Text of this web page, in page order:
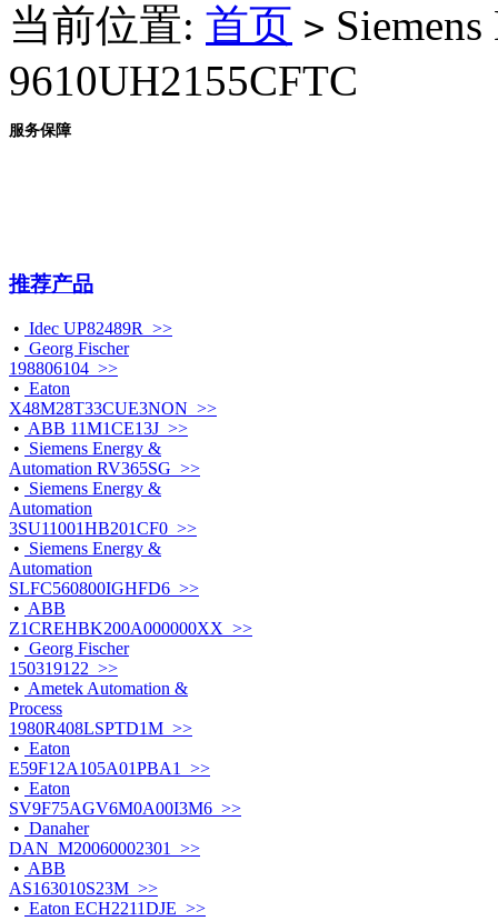
当前位置: 首页 >
9610UH2155CFTC
服务保障
推荐产品
• Idec UP82489R >>
• Georg Fischer
198806104 >>
• Eaton
X48M28T33CUE3NON >>
• ABB 11M1CE13J >>
• Siemens Energy &
Automation RV365SG >>
• Siemens Energy &
Automation
3SU11001HB201CF0 >>
• Siemens Energy &
Automation
SLFC560800IGHFD6 >>
• ABB
Z1CREHBK200A000000XX >>
• Georg Fischer
150319122 >>
• Ametek Automation &
Process
1980R408LSPTD1M >>
• Eaton
E59F12A105A01PBA1 >>
• Eaton
SV9F75AGV6M0A00I3M6 >>
• Danaher
DAN_M20060002301 >>
• ABB
AS163010S23M >>
• Eaton ECH2211DJE >>